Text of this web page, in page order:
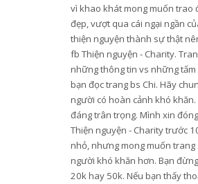
vì khao khát mong muốn trao
đẹp, vượt qua cái ngại ngần
thiện nguyện thành sự thật
fb Thiện nguyện - Charity.
những thông tin vs những
bạn đọc trang bs Chi. Hãy
người có hoàn cảnh khó
đáng trân trọng. Mình xin
Thiện nguyện - Charity trước
nhỏ, nhưng mong muốn
người khó khăn hơn. Bạn
20k hay 50k. Nếu bạn thấy